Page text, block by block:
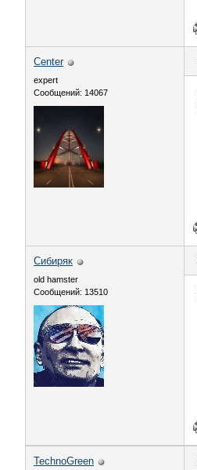
Center
expert
Сообщений: 14067
Сибиряк
old hamster
Сообщений: 13510
TechnoGreen